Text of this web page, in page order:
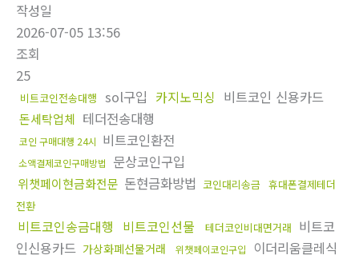
작성일
2026-07-05 13:56
조회
25
비트코인전송대행 sol구입 카지노믹싱 비트코인 신용카드
돈세탁업체 테더전송대행
코인 구매대행 24시 비트코인환전
소액결제코인구매방법 문상코인구입
위챗페이현금화전문 돈현금화방법 코인대리송금 휴대폰결제테더
전환
비트코인송금대행 비트코인선물 테더코인비대면거래 비트코
인신용카드 가상화폐선물거래 위챗페이코인구입
이더리움클레식